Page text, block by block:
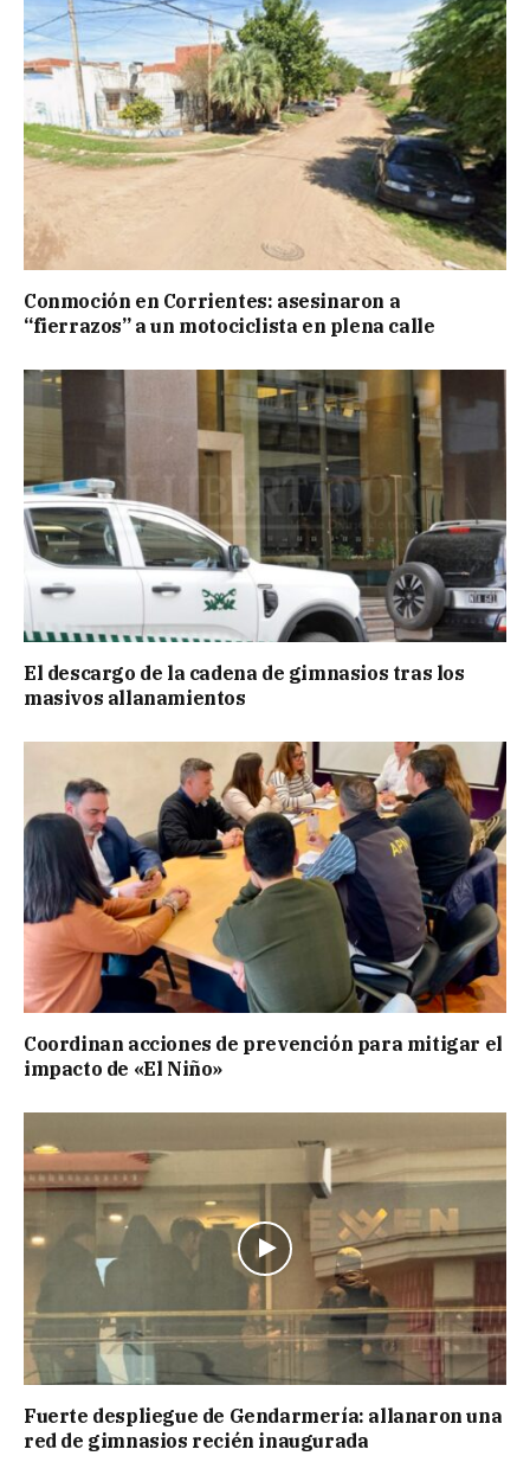
Conmoción en Corrientes: asesinaron a
“fierrazos” a un motociclista en plena calle
El descargo de la cadena de gimnasios tras los
masivos allanamientos
Coordinan acciones de prevención para mitigar el
impacto de «El Niño»
Fuerte despliegue de Gendarmería: allanaron una
red de gimnasios recién inaugurada